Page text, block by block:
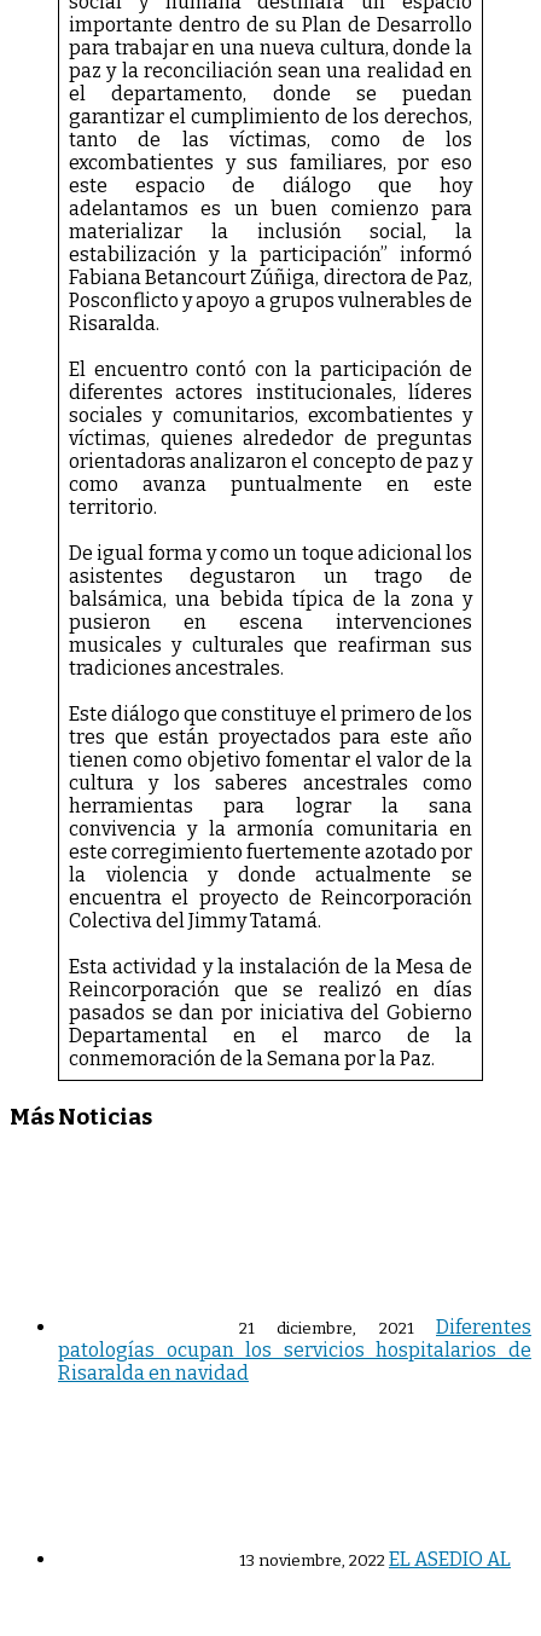
importante dentro de su Plan de Desarrollo
para trabajar en una nueva cultura, donde la
paz y la reconciliación sean una realidad en
el departamento, donde se puedan
garantizar el cumplimiento de los derechos,
tanto de las víctimas, como de los
excombatientes y sus familiares, por eso
este espacio de diálogo que hoy
adelantamos es un buen comienzo para
materializar la inclusión social, la
estabilización y la participación” informó
Fabiana Betancourt Zúñiga, directora de Paz,
Posconflicto y apoyo a grupos vulnerables de
Risaralda.
El encuentro contó con la participación de
diferentes actores institucionales, líderes
sociales y comunitarios, excombatientes y
víctimas, quienes alrededor de preguntas
orientadoras analizaron el concepto de paz y
como avanza puntualmente en este
territorio.
De igual forma y como un toque adicional los
asistentes degustaron un trago de
balsámica, una bebida típica de la zona y
pusieron en escena intervenciones
musicales y culturales que reafirman sus
tradiciones ancestrales.
Este diálogo que constituye el primero de los
tres que están proyectados para este año
tienen como objetivo fomentar el valor de la
cultura y los saberes ancestrales como
herramientas para lograr la sana
convivencia y la armonía comunitaria en
este corregimiento fuertemente azotado por
la violencia y donde actualmente se
encuentra el proyecto de Reincorporación
Colectiva del Jimmy Tatamá.
Esta actividad y la instalación de la Mesa de
Reincorporación que se realizó en días
pasados se dan por iniciativa del Gobierno
Departamental en el marco de la
conmemoración de la Semana por la Paz.
Más Noticias
21 diciembre, 2021
Diferentes
patologías ocupan los servicios hospitalarios de
Risaralda en navidad
13 noviembre, 2022EL ASEDIO AL